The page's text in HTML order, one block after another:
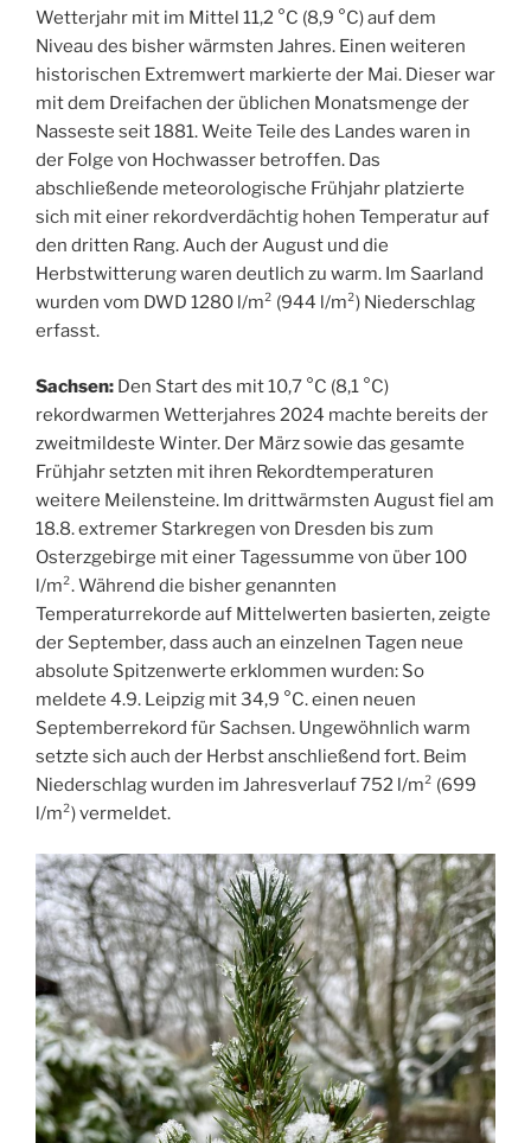
Wetterjahr mit im Mittel 11,2 °C (8,9 °C) auf dem
Niveau des bisher wärmsten Jahres. Einen weiteren
historischen Extremwert markierte der Mai. Dieser war
mit dem Dreifachen der üblichen Monatsmenge der
Nasseste seit 1881. Weite Teile des Landes waren in
der Folge von Hochwasser betroffen. Das
abschließende meteorologische Frühjahr platzierte
sich mit einer rekordverdächtig hohen Temperatur auf
den dritten Rang. Auch der August und die
Herbstwitterung waren deutlich zu warm. Im Saarland
wurden vom DWD 1280 l/m² (944 l/m²) Niederschlag
erfasst.
Sachsen: Den Start des mit 10,7 °C (8,1 °C)
rekordwarmen Wetterjahres 2024 machte bereits der
zweitmildeste Winter. Der März sowie das gesamte
Frühjahr setzten mit ihren Rekordtemperaturen
weitere Meilensteine. Im drittwärmsten August fiel am
18.8. extremer Starkregen von Dresden bis zum
Osterzgebirge mit einer Tagessumme von über 100
l/m². Während die bisher genannten
Temperaturrekorde auf Mittelwerten basierten, zeigte
der September, dass auch an einzelnen Tagen neue
absolute Spitzenwerte erklommen wurden: So
meldete 4.9. Leipzig mit 34,9 °C. einen neuen
Septemberrekord für Sachsen. Ungewöhnlich warm
setzte sich auch der Herbst anschließend fort. Beim
Niederschlag wurden im Jahresverlauf 752 l/m² (699
l/m²) vermeldet.